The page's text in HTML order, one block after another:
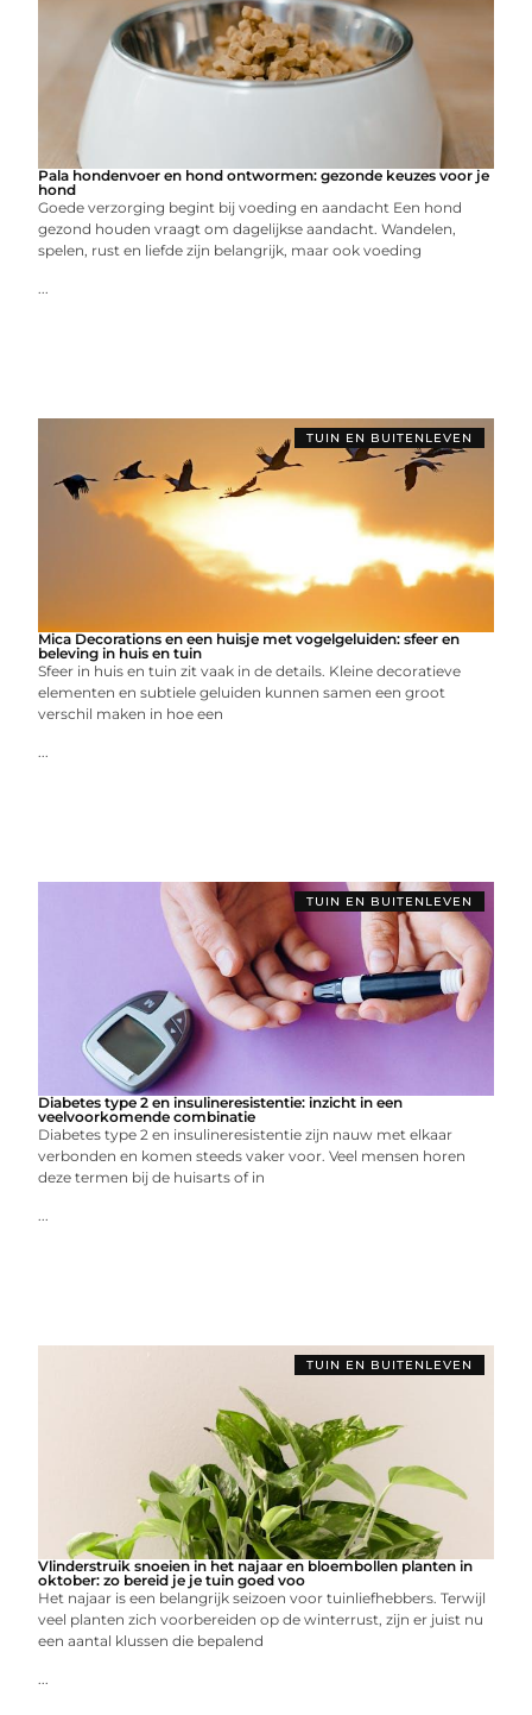
Pala hondenvoer en hond ontwormen: gezonde keuzes voor je
hond
Goede verzorging begint bij voeding en aandacht Een hond
gezond houden vraagt om dagelijkse aandacht. Wandelen,
spelen, rust en liefde zijn belangrijk, maar ook voeding
...
TUIN EN BUITENLEVEN
Mica Decorations en een huisje met vogelgeluiden: sfeer en
beleving in huis en tuin
Sfeer in huis en tuin zit vaak in de details. Kleine decoratieve
elementen en subtiele geluiden kunnen samen een groot
verschil maken in hoe een
...
TUIN EN BUITENLEVEN
Diabetes type 2 en insulineresistentie: inzicht in een
veelvoorkomende combinatie
Diabetes type 2 en insulineresistentie zijn nauw met elkaar
verbonden en komen steeds vaker voor. Veel mensen horen
deze termen bij de huisarts of in
...
TUIN EN BUITENLEVEN
Vlinderstruik snoeien in het najaar en bloembollen planten in
oktober: zo bereid je je tuin goed voo
Het najaar is een belangrijk seizoen voor tuinliefhebbers. Terwijl
veel planten zich voorbereiden op de winterrust, zijn er juist nu
een aantal klussen die bepalend
...